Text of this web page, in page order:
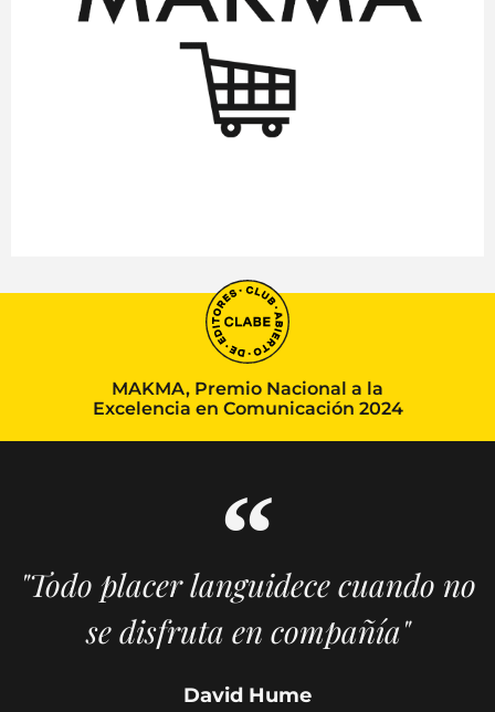
MAKMA, Premio Nacional a la
Excelencia en Comunicación 2024
"Todo placer languidece cuando no
se disfruta en compañía"
David Hume